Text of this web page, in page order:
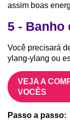
assim boas
5 - Banho
Você precisará
ylang-ylang ou
VEJA A
VOCÊS
Passo a passo: